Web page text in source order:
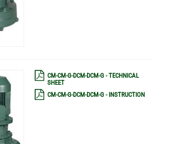
CM-CM-G-DCM-DCM-G - TECHNICAL
SHEET
CM-CM-G-DCM-DCM-G - INSTRUCTION